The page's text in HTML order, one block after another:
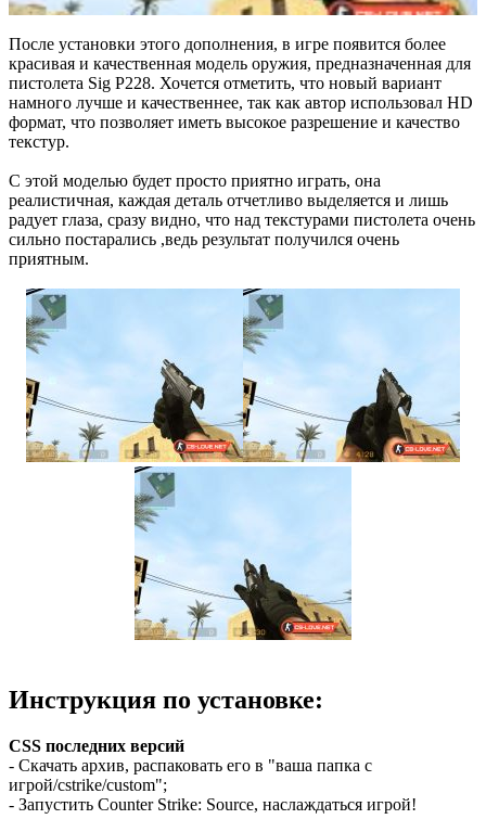
После установки этого дополнения, в игре появится более
красивая и качественная модель оружия, предназначенная для
пистолета Sig P228. Хочется отметить, что новый вариант
намного лучше и качественнее, так как автор использовал HD
формат, что позволяет иметь высокое разрешение и качество
текстур.
С этой моделью будет просто приятно играть, она
реалистичная, каждая деталь отчетливо выделяется и лишь
радует глаза, сразу видно, что над текстурами пистолета очень
сильно постарались ,ведь результат получился очень
приятным.
Инструкция по установке:
CSS последних версий
- Скачать архив, распаковать его в "ваша папка с
игрой/cstrike/custom";
- Запустить Counter Strike: Source, наслаждаться игрой!